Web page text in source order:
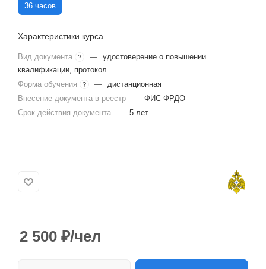
36 часов
Характеристики курса
Вид документа ? — удостоверение о повышении
квалификации, протокол
Форма обучения
? —
дистанционная
Внесение документа в реестр — ФИС ФРДО
Срок действия документа — 5 лет
2 500 ₽/чел